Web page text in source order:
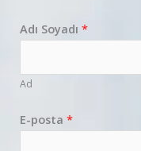
Adı Soyadı *
Ad
E-posta *